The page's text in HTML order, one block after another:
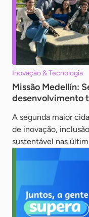
Inovação & Tecnologia
Missão Medellín:
desenvolvimento
A segunda maior
de inovação,
sustentável nas